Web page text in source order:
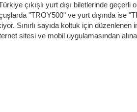
çıkışlı yurt dışı biletlerinde geçerli
"TROY500" ve yurt dışında ise
Sınırlı sayıda koltuk için düzenlenen
sitesi ve mobil uygulamasından